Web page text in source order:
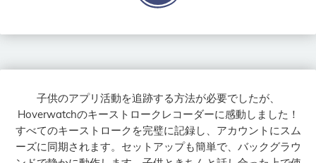
子供のアプリ活動を追跡する方法が必要でしたが、
Hoverwatchのキーストロークレコーダーに感動しました！
すべてのキーストロークを完璧に記録し、アカウントにスム
ーズに同期されます。セットアップも簡単で、バックグラウ